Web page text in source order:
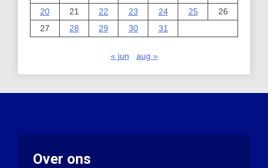
20
21 22 23 24 25
26
27
28 29 30 31
« jun aug »
Over ons